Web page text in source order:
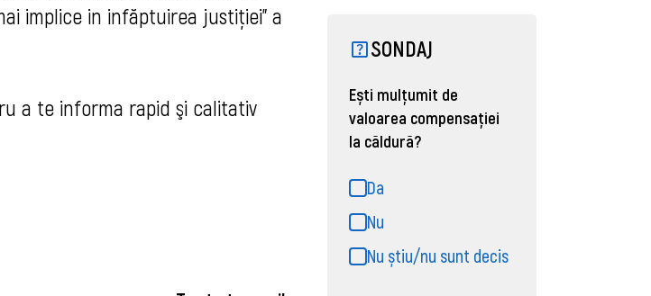
implice in infăptuirea justiţiei" a
a te informa rapid şi calitativ
SONDAJ
Ești mulțumit de
valoarea compensației
la căldură?
Da
Nu
Nu știu/nu sunt decis